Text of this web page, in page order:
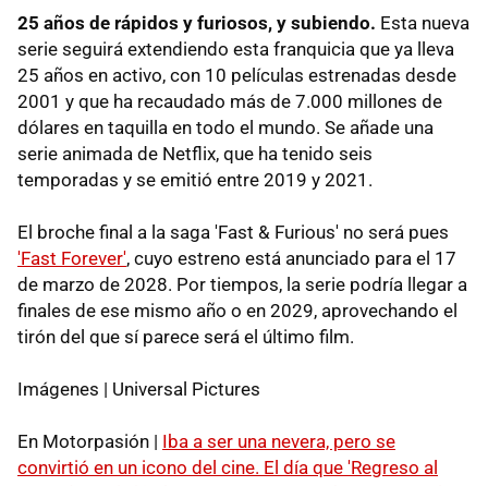
25 años de rápidos y furiosos, y subiendo. Esta nueva
serie seguirá extendiendo esta franquicia que ya lleva
25 años en activo, con 10 películas estrenadas desde
2001 y que ha recaudado más de 7.000 millones de
dólares en taquilla en todo el mundo. Se añade una
serie animada de Netflix, que ha tenido seis
temporadas y se emitió entre 2019 y 2021.
El broche final a la saga 'Fast & Furious' no será pues
'Fast Forever', cuyo estreno está anunciado para el 17
de marzo de 2028. Por tiempos, la serie podría llegar a
finales de ese mismo año o en 2029, aprovechando el
tirón del que sí parece será el último film.
Imágenes | Universal Pictures
En Motorpasión | Iba a ser una nevera, pero se
convirtió en un icono del cine. El día que 'Regreso al